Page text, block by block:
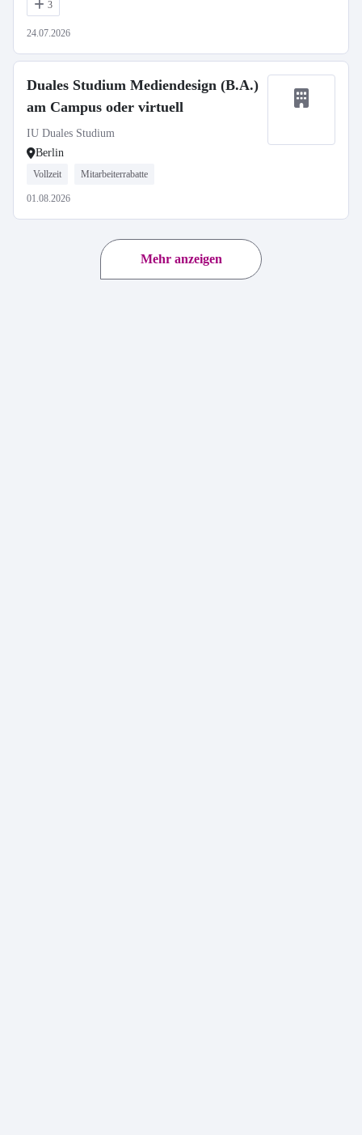
3
24.07.2026
Duales Studium Mediendesign (B.A.)
am Campus oder virtuell
IU Duales Studium
Berlin
Vollzeit Mitarbeiterrabatte
01.08.2026
Mehr anzeigen